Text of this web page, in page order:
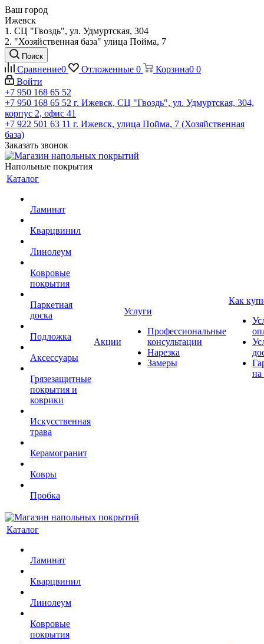
Ваш город
Ижевск
1. СЦ "Гвоздь", ул. Удмуртская, 304
2. "Хозяйственная база" улица Пойма, 7
Поиск
Сравнение0 Отложенные 0 Корзина0 0
Войти
+7 950 168 65 52
+7 950 168 65 52 г. Ижевск, СЦ "Гвоздь", ул. Удмуртская, 304,
корпус 2, офис 41
+7 922 501 63 11 г. Ижевск, улица Пойма, 7 (Хозяйственная
база)
Заказать звонок
Напольные покрытия
Каталог
Ламинат
Кварцвинил
Линолеум
Ковровые
покрытия
Паркетная
доска
Подложка
Аксессуары
Грязезащитные
покрытия и
коврики
Искусственная
трава
Керамогранит
Ковры
Пробка
Акции
Услуги
Профессиональные
консультации
Нарезка
Замеры
Как
на
Каталог
Ламинат
Кварцвинил
Линолеум
Ковровые
покрытия